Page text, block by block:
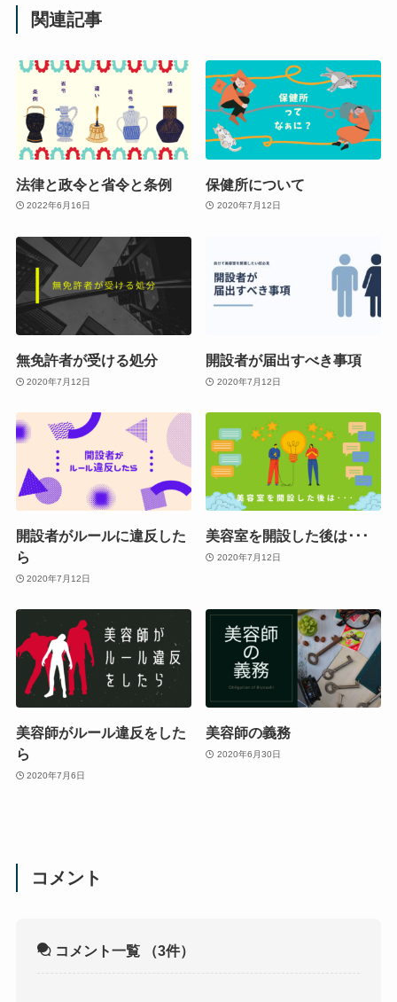
関連記事
法律と政令と省令と条例
2022年6月16日
保健所について
2020年7月12日
無免許者が受ける処分
2020年7月12日
開設者が届出すべき事項
2020年7月12日
開設者がルールに違反した
ら
2020年7月12日
美容室を開設した後は･･･
2020年7月12日
美容師がルール違反をした
ら
2020年7月6日
美容師の義務
2020年6月30日
コメント
コメント一覧 （3件）